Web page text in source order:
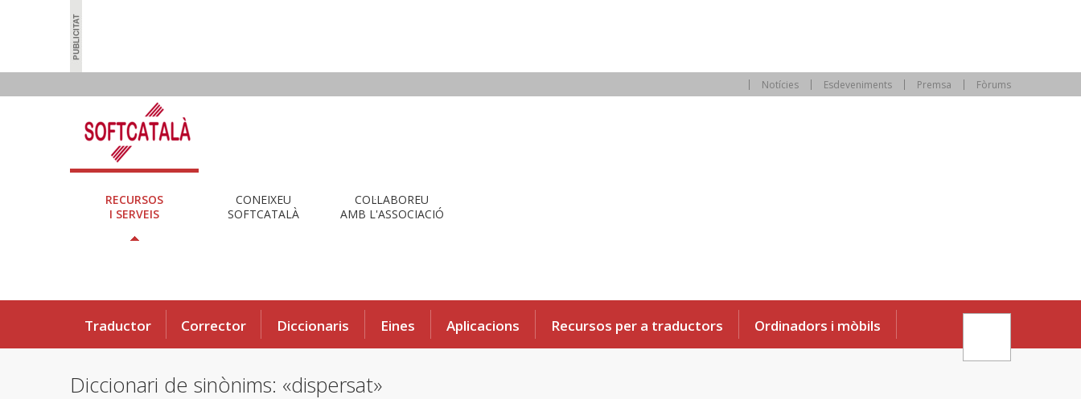
Notícies Esdeveniments Premsa Fòrums
RECURSOS
I SERVEIS
CONEIXEU
SOFTCATALÀ
COL·LABOREU
AMB L'ASSOCIACIÓ
Traductor Corrector Diccionaris Eines Aplicacions Recursos per a traductors Ordinadors i mòbils
Diccionari de sinònims: «dispersat»